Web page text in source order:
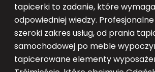
tapicerki to zadanie, które
odpowiedniej wiedzy.
szeroki zakres usług, od prania
samochodowej po meble
tapicerowane elementy